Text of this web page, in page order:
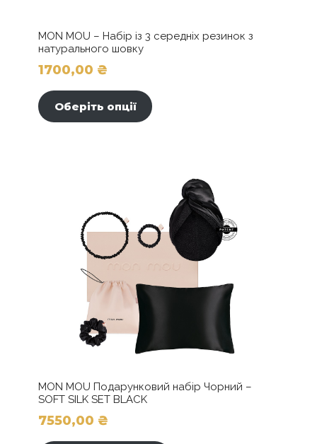
MON MOU – Набір із 3 середніх резинок з
натурального шовку
1700,00 ₴
Оберіть опції
можна
вибрати
сторінці
товару
MON MOU Подарунковий набір Чорний –
SOFT SILK SET BLACK
7550,00 ₴